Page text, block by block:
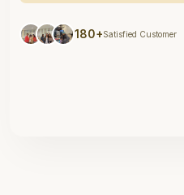
180+Satisfied Customer